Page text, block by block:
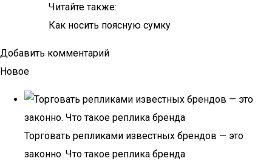
Читайте также:
Как носить поясную сумку
Добавить комментарий
Новое
Торговать репликами известных брендов — это
законно. Что такое реплика бренда